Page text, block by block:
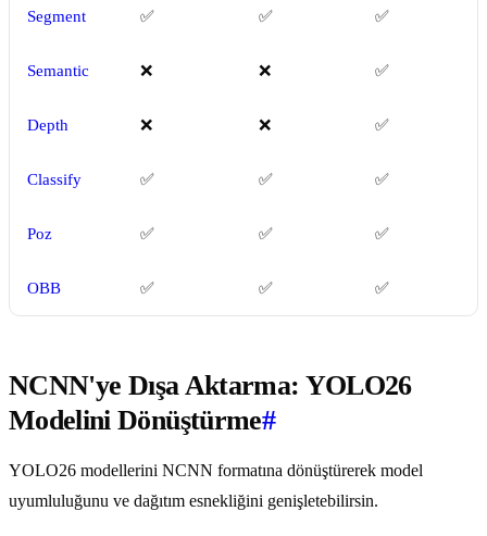
Segment ✅ ✅ ✅
Semantic ❌ ❌ ✅
Depth ❌ ❌ ✅
Classify ✅ ✅ ✅
Poz ✅ ✅ ✅
OBB ✅ ✅ ✅
NCNN'ye Dışa Aktarma: YOLO26
Modelini Dönüştürme#
YOLO26 modellerini NCNN formatına dönüştürerek model
uyumluluğunu ve dağıtım esnekliğini genişletebilirsin.